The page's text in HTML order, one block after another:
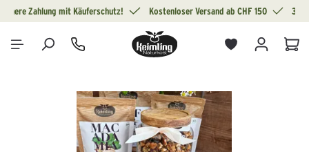
springen
Sichere Zahlung mit Käuferschutz! Kostenloser Versand ab CHF 150 30
Bildergalerie überspringen